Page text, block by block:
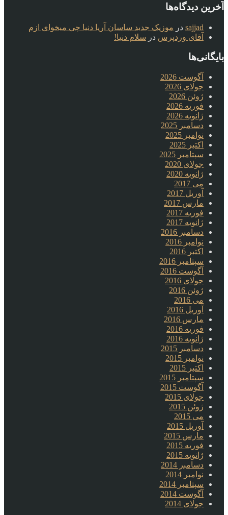
آخرین دیدگاه‌ها
sajjad در موزیک جدید ساسان آریا دنیا چی میخوای ازم
آقای وردپرس در سلام دنیا!
بایگانی‌ها
آگوست 2026
جولای 2026
ژوئن 2026
فوریه 2026
ژانویه 2026
دسامبر 2025
نوامبر 2025
اکتبر 2025
سپتامبر 2025
جولای 2020
ژانویه 2020
می 2017
آوریل 2017
مارس 2017
فوریه 2017
ژانویه 2017
دسامبر 2016
نوامبر 2016
اکتبر 2016
سپتامبر 2016
آگوست 2016
جولای 2016
ژوئن 2016
می 2016
آوریل 2016
مارس 2016
فوریه 2016
ژانویه 2016
دسامبر 2015
نوامبر 2015
اکتبر 2015
سپتامبر 2015
آگوست 2015
جولای 2015
ژوئن 2015
می 2015
آوریل 2015
مارس 2015
فوریه 2015
ژانویه 2015
دسامبر 2014
نوامبر 2014
سپتامبر 2014
آگوست 2014
جولای 2014